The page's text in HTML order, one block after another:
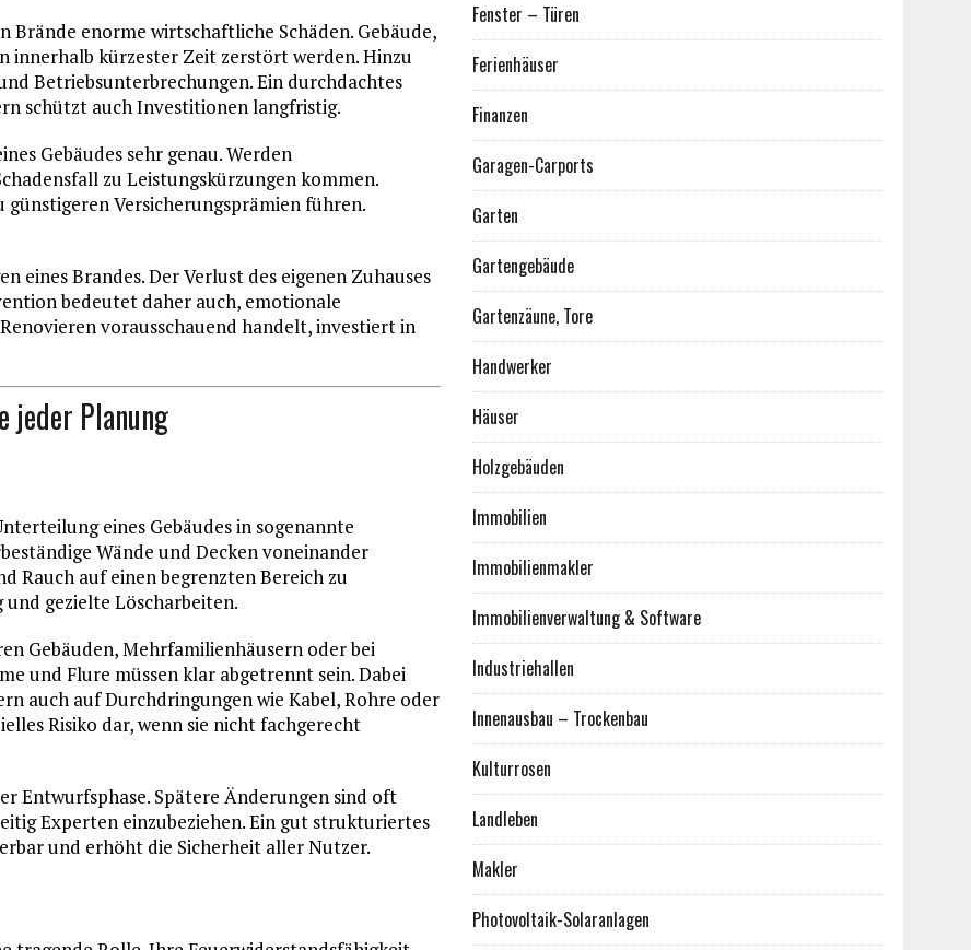
enorme wirtschaftliche Schäden. Gebäude,
innerhalb kürzester Zeit zerstört werden. Hinzu
Betriebsunterbrechungen. Ein durchdachtes
schützt auch Investitionen langfristig.
Gebäudes sehr genau. Werden
zu Leistungskürzungen kommen.
Versicherungsprämien führen.
eines Brandes. Der Verlust des eigenen Zuhauses
bedeutet daher auch, emotionale
vorausschauend handelt, investiert in
jeder Planung
eines Gebäudes in sogenannte
Wände und Decken voneinander
Rauch auf einen begrenzten Bereich zu
gezielte Löscharbeiten.
Gebäuden, Mehrfamilienhäusern oder bei
und Flure müssen klar abgetrennt sein. Dabei
auch auf Durchdringungen wie Kabel, Rohre oder
Risiko dar, wenn sie nicht fachgerecht
Entwurfsphase. Spätere Änderungen sind oft
Experten einzubeziehen. Ein gut strukturiertes
und erhöht die Sicherheit aller Nutzer.
Fenster – Türen
Ferienhäuser
Finanzen
Garagen-Carports
Garten
Gartengebäude
Gartenzäune, Tore
Handwerker
Häuser
Holzgebäuden
Immobilien
Immobilienmakler
Immobilienverwaltung & Software
Industriehallen
Innenausbau – Trockenbau
Kulturrosen
Landleben
Makler
Photovoltaik-Solaranlagen